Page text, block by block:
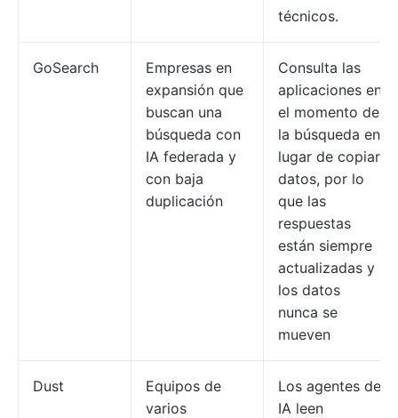
técnicos.
GoSearch
Empresas en
expansión que
buscan una
búsqueda con
IA federada y
con baja
duplicación
Consulta las
aplicaciones en
el momento de
la búsqueda en
lugar de copiar
datos, por lo
que las
respuestas
están siempre
actualizadas y
los datos
nunca se
mueven
Dust
Equipos de
varios
Los agentes de
IA leen